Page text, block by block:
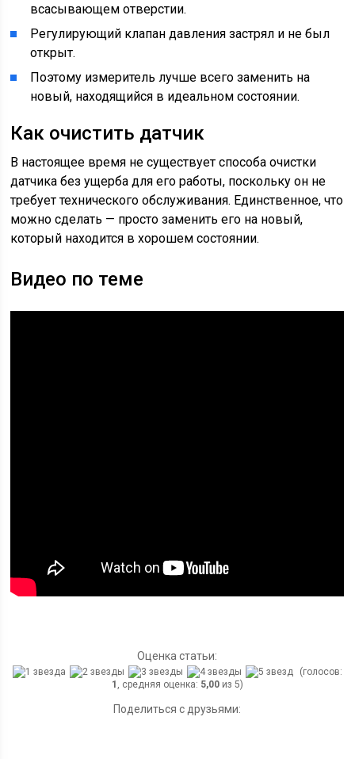
всасывающем отверстии.
Регулирующий клапан давления застрял и не был
открыт.
Поэтому измеритель лучше всего заменить на
новый, находящийся в идеальном состоянии.
Как очистить датчик
В настоящее время не существует способа очистки
датчика без ущерба для его работы, поскольку он не
требует технического обслуживания. Единственное, что
можно сделать — просто заменить его на новый,
который находится в хорошем состоянии.
Видео по теме
Оценка статьи:
(голосов:
1 , средняя оценка: 5,00из 5)
Поделиться с друзьями: